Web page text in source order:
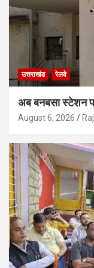
उत्तराखंड रेलवे
अब बनबसा स्टेशन
August 6, 2026